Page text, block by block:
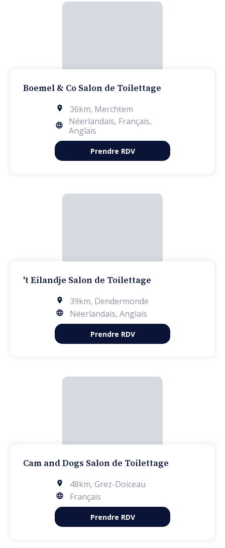
Boemel & Co Salon de Toilettage
36km, Merchtem
Néerlandais, Français,
Anglais
Prendre RDV
't Eilandje Salon de Toilettage
39km, Dendermonde
Néerlandais, Anglais
Prendre RDV
Cam and Dogs Salon de Toilettage
48km, Grez-Doiceau
Français
Prendre RDV